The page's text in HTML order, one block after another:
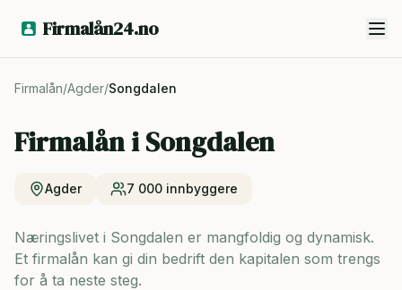
Firmalån24.no
Firmalån/Agder/Songdalen
Firmalån iSongdalen
Agder 7 000 innbyggere
Næringslivet i Songdalen er mangfoldig og dynamisk.
Et firmalån kan gi din bedrift den kapitalen som trengs
for å ta neste steg.